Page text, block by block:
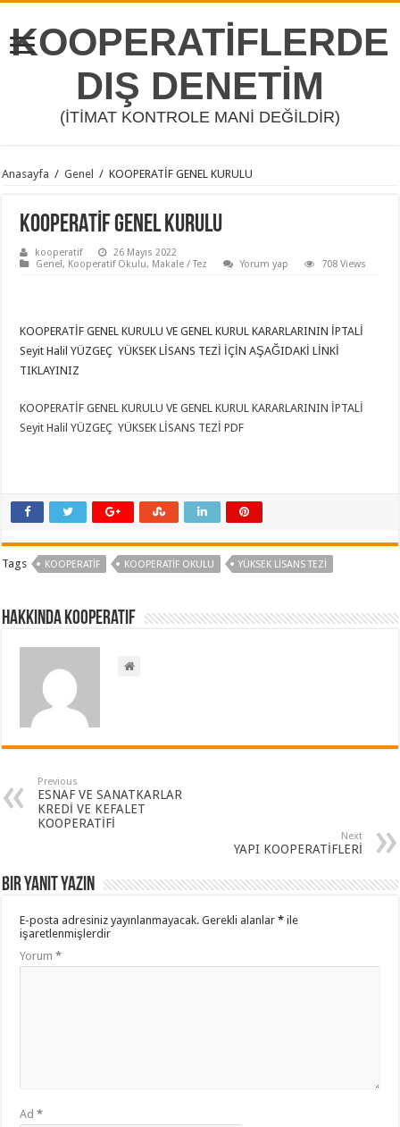
KOOPERATİFLERDE
DIŞ DENETİM
(İTİMAT KONTROLE MANİ DEĞİLDİR)
Anasayfa / Genel / KOOPERATİF GENEL KURULU
KOOPERATİF GENEL KURULU
kooperatif
26 Mayıs 2022
Genel, Kooperatif Okulu, Makale / Tez Yorum yap 708 Views
KOOPERATİF GENEL KURULU VE GENEL KURUL KARARLARININ İPTALİ
Seyit Halil YÜZGEÇ YÜKSEK LİSANS TEZİ İÇİN AŞAĞIDAKİ LİNKİ
TIKLAYINIZ
KOOPERATİF GENEL KURULU VE GENEL KURUL KARARLARININ İPTALİ
Seyit Halil YÜZGEÇ YÜKSEK LİSANS TEZİ PDF
Tags KOOPERATIF KOOPERATIF OKULU YÜKSEK LİSANS TEZİ
Hakkında kooperatif
Previous
ESNAF VE SANATKARLAR
KREDİ VE KEFALET
KOOPERATİFİ
Next
YAPI KOOPERATİFLERİ
Bir yanıt yazın
E-posta adresiniz yayınlanmayacak. Gerekli alanlar* ile
işaretlenmişlerdir
Yorum*
Ad*